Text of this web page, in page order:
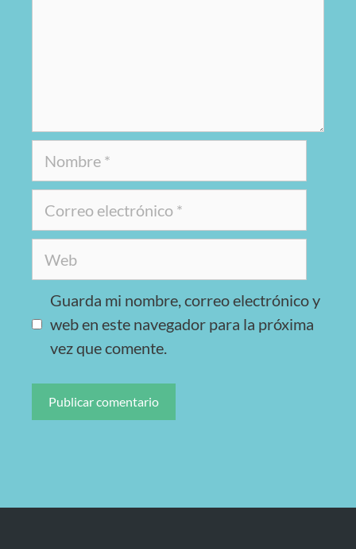
Guarda mi nombre, correo electrónico y
web en este navegador para la próxima
vez que comente.